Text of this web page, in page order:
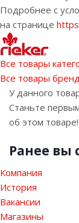
Подробнее с
на странице
Все товары
Все товары
У данного
Станьте
об этом товаре!
Ранее вы
Компания
История
Вакансии
Магазины